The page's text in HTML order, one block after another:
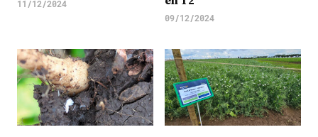
11/12/2024
09/12/2024